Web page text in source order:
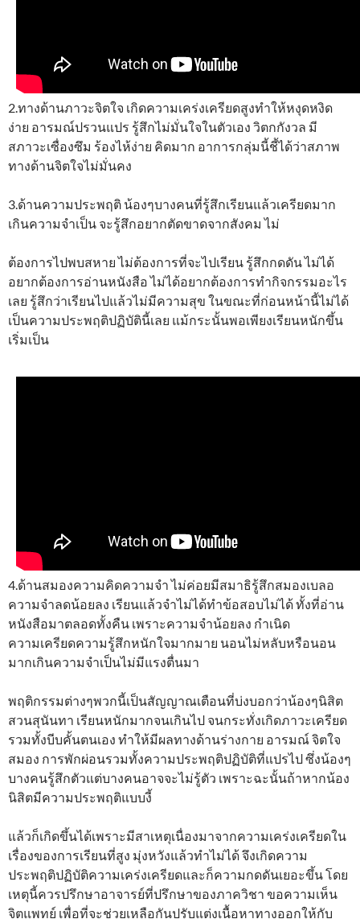
2.ทางด้านภาวะจิตใจ เกิดความเคร่งเครียดสูงทำให้หงุดหงิด
ง่าย อารมณ์ปรวนแปร รู้สึกไม่มั่นใจในตัวเอง วิตกกังวล มี
สภาวะเซื่องซึม ร้องไห้ง่าย คิดมาก อาการกลุ่มนี้ชี้ได้ว่าสภาพ
ทางด้านจิตใจไม่มั่นคง
3.ด้านความประพฤติ น้องๆบางคนที่รู้สึกเรียนแล้วเครียดมาก
เกินความจำเป็น จะรู้สึกอยากตัดขาดจากสังคม ไม่
ต้องการไปพบสหาย ไม่ต้องการที่จะไปเรียน รู้สึกกดดัน ไม่ได้
อยากต้องการอ่านหนังสือ ไม่ได้อยากต้องการทำกิจกรรมอะไร
เลย รู้สึกว่าเรียนไปแล้วไม่มีความสุข ในขณะที่ก่อนหน้านี้ไม่ได้
เป็นความประพฤติปฏิบัตินี้เลย แม้กระนั้นพอเพียงเรียนหนักขึ้น
เริ่มเป็น
4.ด้านสมองความคิดความจำ ไม่ค่อยมีสมาธิรู้สึกสมองเบลอ
ความจำลดน้อยลง เรียนแล้วจำไม่ได้ทำข้อสอบไม่ได้ ทั้งที่อ่าน
หนังสือมาตลอดทั้งคืน เพราะความจำน้อยลง กำเนิด
ความเครียดความรู้สึกหนักใจมากมาย นอนไม่หลับหรือนอน
มากเกินความจำเป็นไม่มีแรงตื่นมา
พฤติกรรมต่างๆพวกนี้เป็นสัญญาณเตือนที่บ่งบอกว่าน้องๆนิสิต
สวนสุนันทา เรียนหนักมากจนเกินไป จนกระทั่งเกิดภาวะเครียด
รวมทั้งบีบคั้นตนเอง ทำให้มีผลทางด้านร่างกาย อารมณ์ จิตใจ
สมอง การพักผ่อนรวมทั้งความประพฤติปฏิบัติที่แปรไป ซึ่งน้องๆ
บางคนรู้สึกตัวแต่บางคนอาจจะไม่รู้ตัว เพราะฉะนั้นถ้าหากน้อง
นิสิตมีความประพฤติแบบงี้
แล้วก็เกิดขึ้นได้เพราะมีสาเหตุเนื่องมาจากความเคร่งเครียดใน
เรื่องของการเรียนที่สูง มุ่งหวังแล้วทำไม่ได้ จึงเกิดความ
ประพฤติปฏิบัติความเคร่งเครียดและก็ความกดดันเยอะขึ้น โดย
เหตุนี้ควรปรึกษาอาจารย์ที่ปรึกษาของภาควิชา ขอความเห็น
จิตแพทย์ เพื่อที่จะช่วยเหลือกันปรับแต่งเนื้อหาทางออกให้กับ